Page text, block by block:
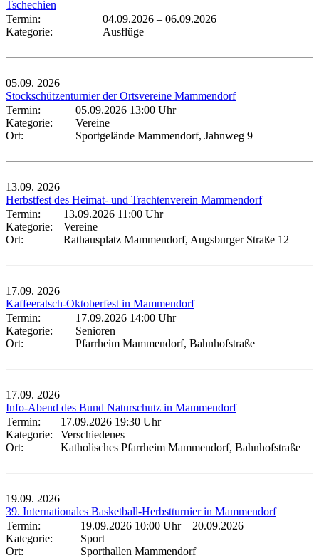
Tschechien
Termin:
04.09.2026 – 06.09.2026
Kategorie:
Ausflüge
05.09. 2026
Stockschützenturnier der Ortsvereine Mammendorf
Termin:
05.09.2026 13:00 Uhr
Kategorie:
Vereine
Ort:
Sportgelände Mammendorf, Jahnweg 9
13.09. 2026
Herbstfest des Heimat- und Trachtenverein Mammendorf
Termin:
13.09.2026 11:00 Uhr
Kategorie:
Vereine
Ort:
Rathausplatz Mammendorf, Augsburger Straße 12
17.09. 2026
Kaffeeratsch-Oktoberfest in Mammendorf
Termin:
17.09.2026 14:00 Uhr
Kategorie:
Senioren
Ort:
Pfarrheim Mammendorf, Bahnhofstraße
17.09. 2026
Info-Abend des Bund Naturschutz in Mammendorf
Termin:
17.09.2026 19:30 Uhr
Kategorie:
Verschiedenes
Ort:
Katholisches Pfarrheim Mammendorf, Bahnhofstraße
19.09. 2026
39. Internationales Basketball-Herbstturnier in Mammendorf
Termin:
19.09.2026 10:00 Uhr– 20.09.2026
Kategorie:
Sport
Ort:
Sporthallen Mammendorf